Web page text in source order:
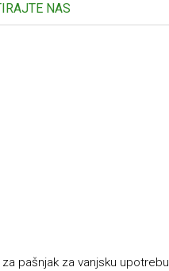
NAS
pašnjak za vanjsku upotrebu